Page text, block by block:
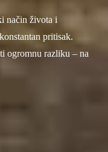
način života i
pritisak.
ogromnu razliku – na